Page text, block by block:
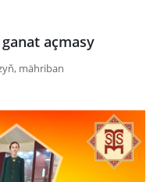
açmasy
mähriban